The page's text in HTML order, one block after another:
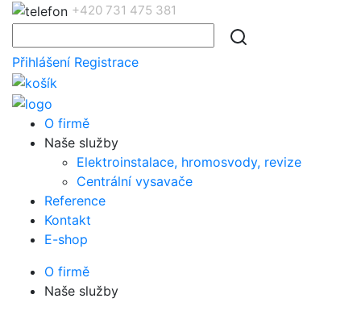
+420 731 475 381
Přihlášení Registrace
O firmě
Naše služby
Elektroinstalace, hromosvody, revize
Centrální vysavače
Reference
Kontakt
E-shop
O firmě
Naše služby